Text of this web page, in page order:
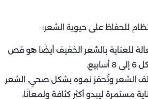
للحفاظ على حيوية الشعر:
للعناية بالشعر الخفيف أيضًا هو قص
الشعر وتُحفز نموه بشكل صحي. الشعر
مستمرة ليبدو أكثر كثافة ولمعانًا،